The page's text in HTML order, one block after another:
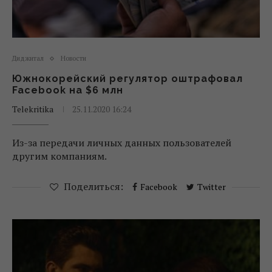
Диджитал Новости
Южнокорейский регулятор оштрафовал
Facebook на $6 млн
Telekritika
25.11.2020 16:24
Из-за передачи личных данных пользователей
другим компаниям.
Поделиться: Facebook Twitter